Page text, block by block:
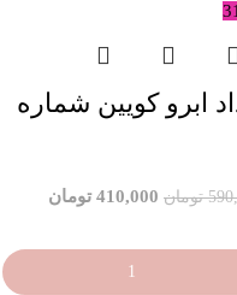
ابرو کویین شماره
تومان 410,000 تومان